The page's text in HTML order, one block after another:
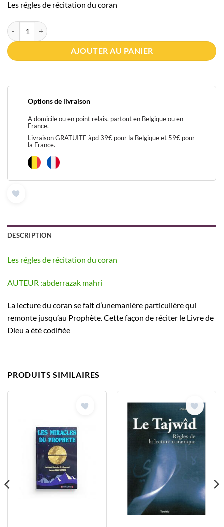
Les régles de récitation du coran
quantité de Les régles de récitation du coran
AJOUTER AU PANIER
Options de livraison
A domicile ou en point relais, partout en Belgique ou en
France.
Livraison GRATUITE àpd 39€ pour la Belgique et 59€ pour
la France.
DESCRIPTION
Les régles de récitation du coran
AUTEUR :abderrazak mahri
La lecture du coran se fait d’unemanière particulière qui
remonte jusqu’au Prophète. Cette façon de réciter le Livre de
Dieu a été codifiée
PRODUITS SIMILAIRES